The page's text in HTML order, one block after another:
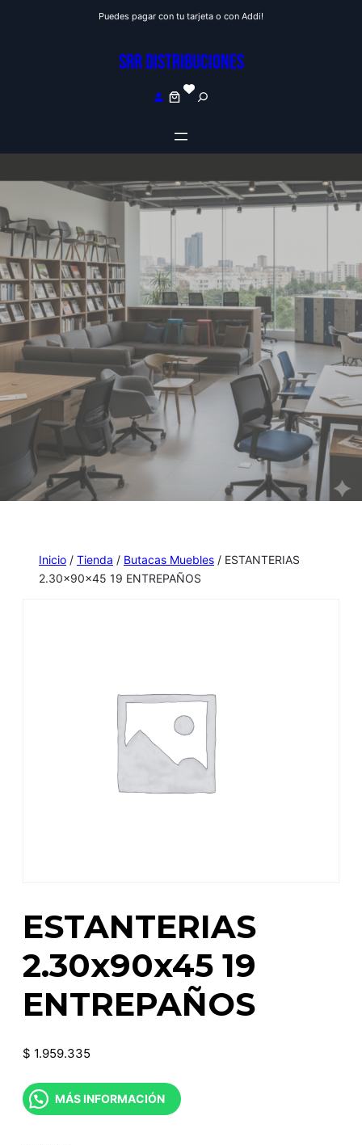
Puedes pagar con tu tarjeta o con Addi!
SRR DISTRIBUCIONES
S
e
h
Inicio / Tienda / Butacas Muebles / ESTANTERIAS
2.30x90x45 19 ENTREPAÑOS
ESTANTERIAS
2.30x90x45 19
ENTREPAÑOS
$ 1.959.335
MÁS INFORMACIÓN